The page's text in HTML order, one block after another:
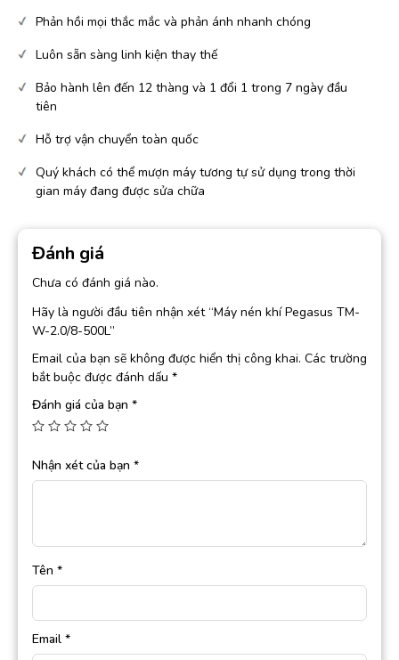
Phản hồi mọi thắc mắc và phản ánh nhanh chóng
Luôn sẵn sàng linh kiện thay thế
Bảo hành lên đến 12 thàng và 1 đổi 1 trong 7 ngày đầu
tiên
Hỗ trợ vận chuyển toàn quốc
Quý khách có thể mượn máy tương tự sử dụng trong thời
gian máy đang được sửa chữa
Đánh giá
Chưa có đánh giá nào.
Hãy là người đầu tiên nhận xét “Máy nén khí Pegasus TM-
W-2.0/8-500L”
Email của bạn sẽ không được hiển thị công khai. Các trường
bắt buộc được đánh dấu *
Đánh giá của bạn *
Nhận xét của bạn *
Tên *
Email *